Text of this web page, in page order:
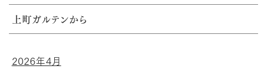
上町ガルテンから
2026年4月